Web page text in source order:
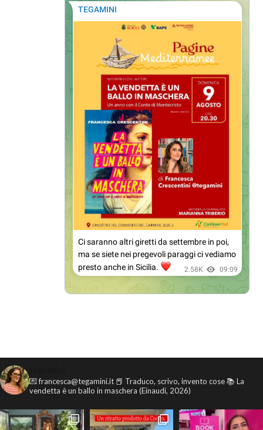
💌 francesca@tegamini.it 📕 Traduco, scrivo, invento cose📚 La
vendetta è un ballo in maschera (Einaudi, 2026)